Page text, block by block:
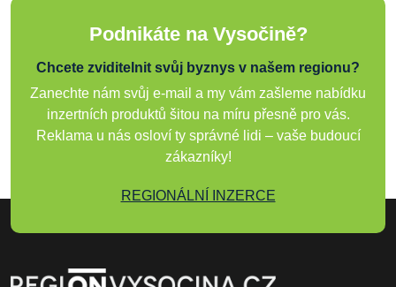
Podnikáte na Vysočině?
Chcete zviditelnit svůj byznys v našem regionu?
Zanechte nám svůj e-mail a my vám zašleme nabídku
inzertních produktů šitou na míru přesně pro vás.
Reklama u nás osloví ty správné lidi – vaše budoucí
zákazníky!
REGIONÁLNÍ INZERCE